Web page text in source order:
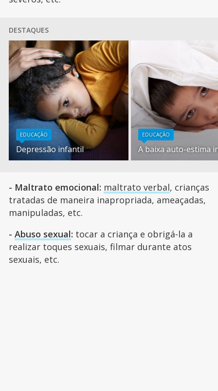
DESTAQUES
EDUCAÇÃO
Depressão infantil
EDUCAÇÃO
A baixa auto-estima
- Maltrato emocional: maltrato verbal, crianças
tratadas de maneira inapropriada, ameaçadas,
manipuladas, etc.
- Abuso sexual: tocar a criança e obrigá-la a
realizar toques sexuais, filmar durante atos
sexuais, etc.